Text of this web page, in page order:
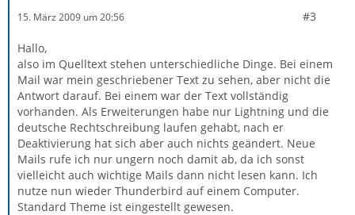
15. März 2009 um 20:56 #3
Hallo,
also im Quelltext stehen unterschiedliche Dinge. Bei einem
Mail war mein geschriebener Text zu sehen, aber nicht die
Antwort darauf. Bei einem war der Text vollständig
vorhanden. Als Erweiterungen habe nur Lightning und die
deutsche Rechtschreibung laufen gehabt, nach er
Deaktivierung hat sich aber auch nichts geändert. Neue
Mails rufe ich nur ungern noch damit ab, da ich sonst
vielleicht auch wichtige Mails dann nicht lesen kann. Ich
nutze nun wieder Thunderbird auf einem Computer.
Standard Theme ist eingestellt gewesen.